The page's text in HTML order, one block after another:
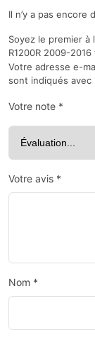
Il n’y a pas encore
Soyez le premier à
R1200R 2009-
Votre adresse e-
sont indiqués avec
Votre note *
Votre avis *
Nom *